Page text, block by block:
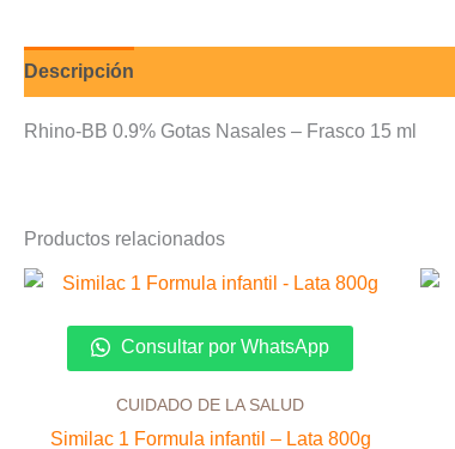
Descripción
Rhino-BB 0.9% Gotas Nasales – Frasco 15 ml
Productos relacionados
Consultar por WhatsApp
CUIDADO DE LA SALUD
Similac 1 Formula infantil – Lata 800g